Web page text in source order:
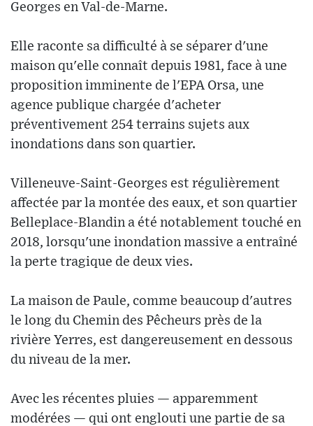
Georges en Val-de-Marne.
Elle raconte sa difficulté à se séparer d'une
maison qu'elle connaît depuis 1981, face à une
proposition imminente de l'EPA Orsa, une
agence publique chargée d'acheter
préventivement 254 terrains sujets aux
inondations dans son quartier.
Villeneuve-Saint-Georges est régulièrement
affectée par la montée des eaux, et son quartier
Belleplace-Blandin a été notablement touché en
2018, lorsqu'une inondation massive a entraîné
la perte tragique de deux vies.
La maison de Paule, comme beaucoup d'autres
le long du Chemin des Pêcheurs près de la
rivière Yerres, est dangereusement en dessous
du niveau de la mer.
Avec les récentes pluies — apparemment
modérées — qui ont englouti une partie de sa